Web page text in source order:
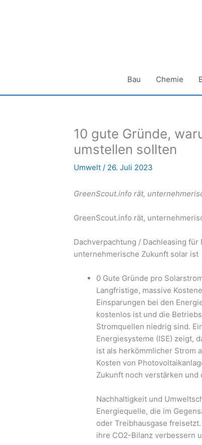
Bau Chemie
10 gute Gründe,
umstellen sollten
Umwelt / 26. Juli 2023
GreenScout.info rät,
GreenScout.info rät,
Dachverpachtung / Dachleasing
unternehmerische Zukunft solar ist
0 Gute Gründe pro
Langfristige, massive
Einsparungen bei den
kostenlos ist und die
Stromquellen niedrig sind.
Energiesysteme (ISE) zeigt,
ist als herkömmlicher Strom
Kosten von
Zukunft noch verstärken
Nachhaltigkeit und
Energiequelle, die im
oder Treibhausgase
ihre CO2-Bilanz verbessern